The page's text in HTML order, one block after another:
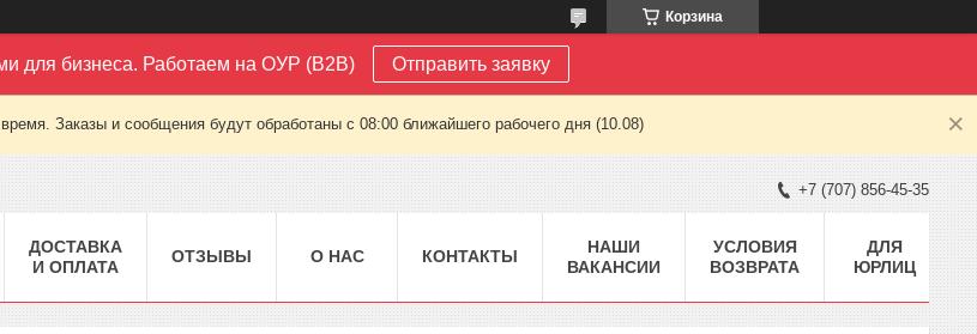
Корзина
для бизнеса. Работаем на ОУР (B2B) Отправить заявку
Заказы и сообщения будут обработаны с 08:00 ближайшего рабочего дня (10.08)
+7 (707) 856-45-35
ДОСТАВКА
И ОПЛАТА
ОТЗЫВЫ О НАС КОНТАКТЫ
НАШИ
ВАКАНСИИ
УСЛОВИЯ
ВОЗВРАТА
ДЛЯ
ЮРЛИЦ